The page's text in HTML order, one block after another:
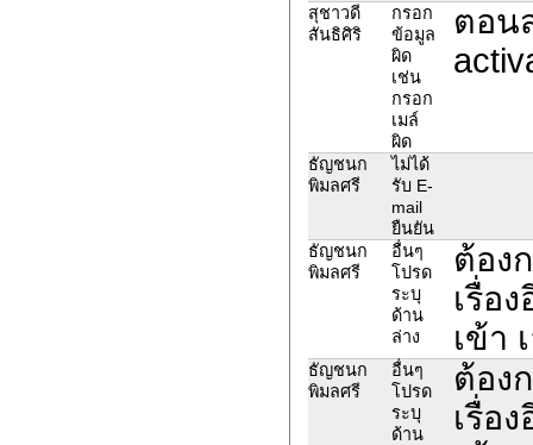
สุชาวดี
สันธิศิริ
กรอก
ข้อมูล
ผิด
เช่น
กรอก
เมล์
ผิด
ตอน
ธัญชนก
พิมลศรี
ไม่ได้
รับ E-
mail
ยืนยัน
ธัญชนก
พิมลศรี
อื่นๆ
โปรด
ระบุ
ด้าน
ล่าง
ต้อง
เรื่อ
เข้า
ธัญชนก
พิมลศรี
อื่นๆ
โปรด
ระบุ
ด้าน
ต้อง
เรื่อ